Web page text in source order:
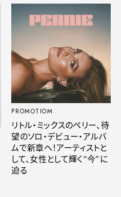
PROMOTIOM
リトル・ミックスのペリー、待
望のソロ・デビュー・アルバ
ムで新章へ！アーティストと
して、女性として輝く“今”に
迫る